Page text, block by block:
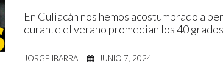
En Culiacán nos hemos acostumbrado a
durante el verano promedian los 40
JORGE IBARRA JUNIO 7, 2024